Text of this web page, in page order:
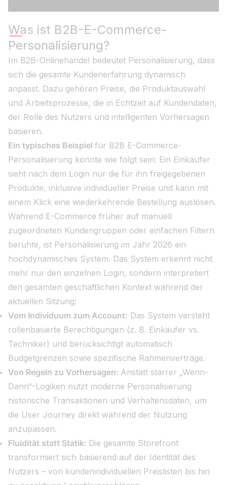
Was ist B2B-E-Commerce-
Personalisierung?
Im B2B-Onlinehandel bedeutet Personalisierung, dass
sich die gesamte Kundenerfahrung dynamisch
anpasst. Dazu gehören Preise, die Produktauswahl
und Arbeitsprozesse, die in Echtzeit auf Kundendaten,
der Rolle des Nutzers und intelligenten Vorhersagen
basieren.
Ein typisches Beispiel für B2B E-Commerce-
Personalisierung könnte wie folgt sein: Ein Einkäufer
sieht nach dem Login nur die für ihn freigegebenen
Produkte, inklusive individueller Preise und kann mit
einem Klick eine wiederkehrende Bestellung auslösen.
Während E-Commerce früher auf manuell
zugeordneten Kundengruppen oder einfachen Filtern
beruhte, ist Personalisierung im Jahr 2026 ein
hochdynamisches System. Das System erkennt nicht
mehr nur den einzelnen Login, sondern interpretiert
den gesamten geschäftlichen Kontext während der
aktuellen Sitzung:
Vom Individuum zum Account: Das System versteht
rollenbasierte Berechtigungen (z. B. Einkäufer vs.
Techniker) und berücksichtigt automatisch
Budgetgrenzen sowie spezifische Rahmenverträge.
Von Regeln zu Vorhersagen: Anstatt starrer „Wenn-
Dann“-Logiken nutzt moderne Personalisierung
historische Transaktionen und Verhaltensdaten, um
die User Journey direkt während der Nutzung
anzupassen.
Fluidität statt Statik: Die gesamte Storefront
transformiert sich basierend auf der Identität des
Nutzers – von kundenindividuellen Preislisten bis hin